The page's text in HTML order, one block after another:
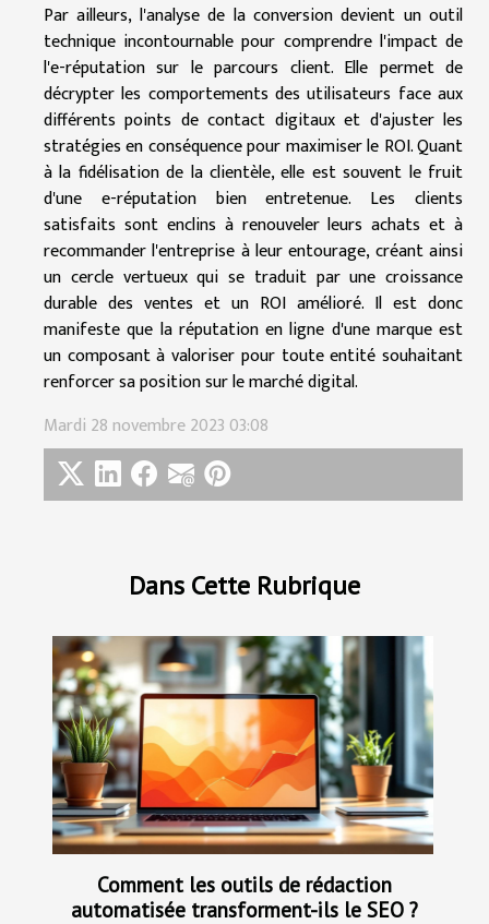
Dans Cette Rubrique
Comment les outils de rédaction
automatisée transforment-ils le SEO ?
Par ailleurs, l'analyse de la conversion devient un outil
technique incontournable pour comprendre l'impact de
l'e-réputation sur le parcours client. Elle permet de
décrypter les comportements des utilisateurs face aux
différents points de contact digitaux et d'ajuster les
stratégies en conséquence pour maximiser le ROI. Quant
à la fidélisation de la clientèle, elle est souvent le fruit
d'une e-réputation bien entretenue. Les clients
satisfaits sont enclins à renouveler leurs achats et à
recommander l'entreprise à leur entourage, créant ainsi
un cercle vertueux qui se traduit par une croissance
durable des ventes et un ROI amélioré. Il est donc
manifeste que la réputation en ligne d'une marque est
un composant à valoriser pour toute entité souhaitant
renforcer sa position sur le marché digital.
Mardi 28 novembre 2023 03:08